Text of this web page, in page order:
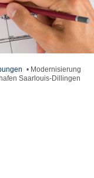
• Modernisierung
Saarlouis-Dillingen